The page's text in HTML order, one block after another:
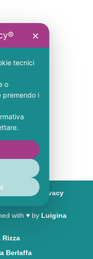
–Privacy
with ♥︎ by Luigina
Berlaffa
✕
tecnici
o
premendo i